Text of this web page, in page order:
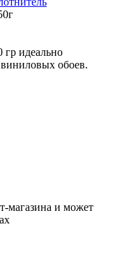
идеально
обоев.
магазина и может